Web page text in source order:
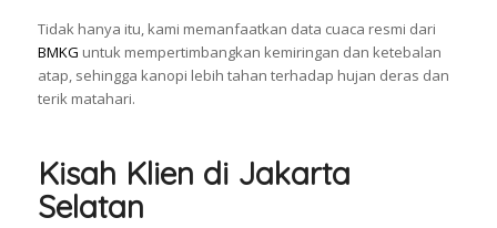
Tidak hanya itu, kami memanfaatkan data cuaca resmi dari
BMKG untuk mempertimbangkan kemiringan dan ketebalan
atap, sehingga kanopi lebih tahan terhadap hujan deras dan
terik matahari.
Kisah Klien di Jakarta
Selatan